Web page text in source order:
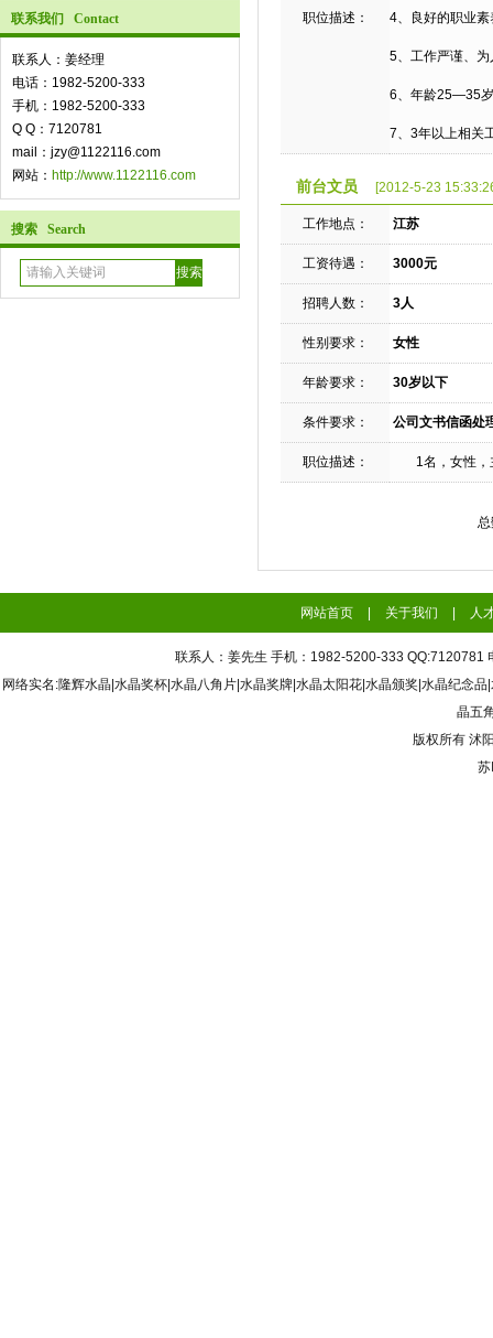
联系我们 Contact
联系人：姜经理
电话：1982-5200-333
手机：1982-5200-333
Q Q：7120781
mail：jzy@1122116.com
网站： http://www.1122116.com
搜索 Search
职位描述： 4、良好的职业
5、工作严谨、
6、年龄25—35
7、3年以上相关
前台文员 [2012-5-23
工作地点： 江苏
工资待遇： 3000元
招聘人数： 3人
性别要求： 女性
年龄要求： 30岁以下
条件要求： 公司文书信函处
职位描述： 1名，女性，主
网站首页 关于我们 人
联系人：姜先生 手机：1982-5200-333 QQ:7120781
网络实名:隆辉水晶|水晶奖杯|水晶八角片|水晶奖牌|水晶太阳花|水晶颁奖|水晶纪念
晶五
版权所有 沭